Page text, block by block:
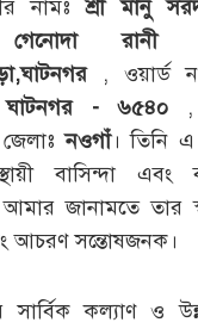
নামঃশ্রী মানু
গেনোদা রানী
, ওয়ার্ড
ঘাটনগর - ৬৫৪০
নওগাঁ। তিনি
বাসিন্দা এবং
জানামতে তার
আচরণ সন্তোষজনক।
কল্যাণ ও